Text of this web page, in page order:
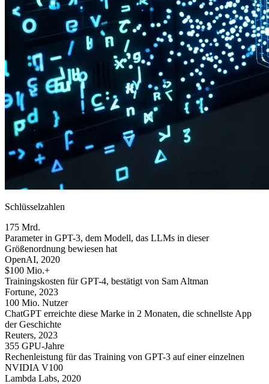
Schlüsselzahlen
175 Mrd.
Parameter in GPT-3, dem Modell, das LLMs in dieser
Größenordnung bewiesen hat
OpenAI, 2020
$100 Mio.+
Trainingskosten für GPT-4, bestätigt von Sam Altman
Fortune, 2023
100 Mio. Nutzer
ChatGPT erreichte diese Marke in 2 Monaten, die schnellste App
der Geschichte
Reuters, 2023
355 GPU-Jahre
Rechenleistung für das Training von GPT-3 auf einer einzelnen
NVIDIA V100
Lambda Labs, 2020